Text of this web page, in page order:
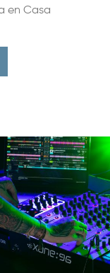
en Casa